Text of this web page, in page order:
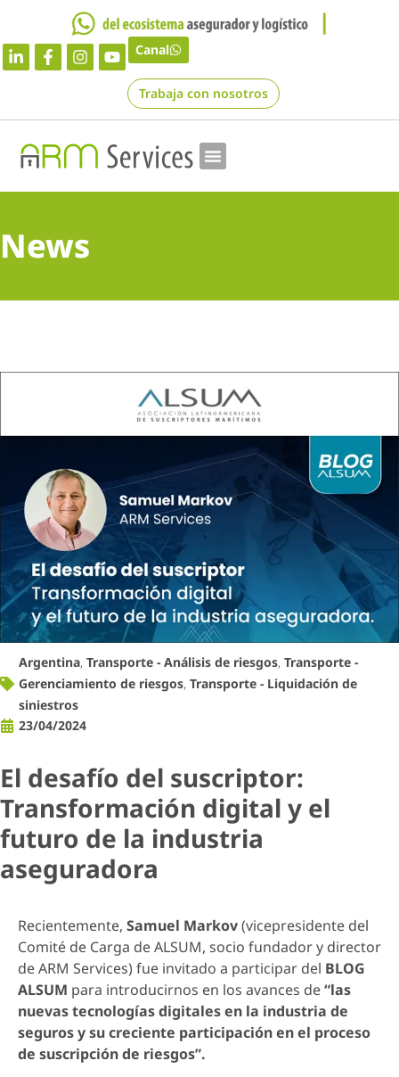
Canal
Trabaja con nosotros
News
Argentina, Transporte - Análisis de riesgos, Transporte -
Gerenciamiento de riesgos, Transporte - Liquidación de
siniestros
23/04/2024
El desafío del suscriptor:
Transformación digital y el
futuro de la industria
aseguradora
Recientemente, Samuel Markov(vicepresidente del
Comité de Carga de ALSUM, socio fundador y director
de ARM Services) fue invitado a participar del BLOG
ALSUM para introducirnos en los avances de“las
nuevas tecnologías digitales en la industria de
seguros y su creciente participación en el proceso
de suscripción de riesgos”.